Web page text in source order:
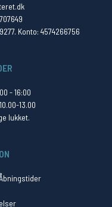
Konto: 4574266756
- 16:00
13.00
lukket.